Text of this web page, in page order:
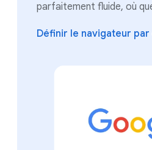
parfaitement fluide, où
Définir le navigateur par